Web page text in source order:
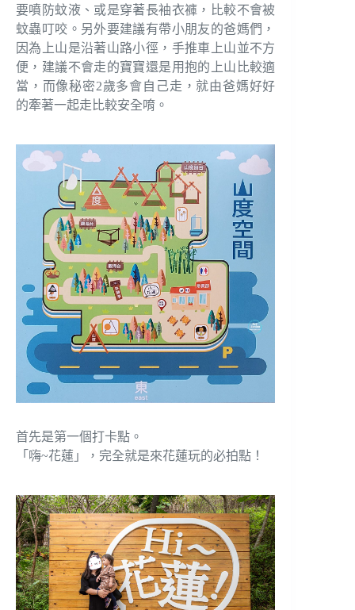
要噴防蚊液、或是穿著長袖衣褲，比較不會被
蚊蟲叮咬。另外要建議有帶小朋友的爸媽們，
因為上山是沿著山路小徑，手推車上山並不方
便，建議不會走的寶寶還是用抱的上山比較適
當，而像秘密2歲多會自己走，就由爸媽好好
的牽著一起走比較安全唷。
首先是第一個打卡點。
「嗨~花蓮」，完全就是來花蓮玩的必拍點！